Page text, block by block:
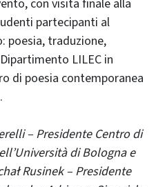
con visita finale alla
partecipanti al
poesia, traduzione,
LILEC in
di poesia contemporanea
– Presidente Centro di
di Bologna e
Rusinek – Presidente